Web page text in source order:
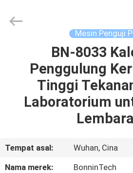
PRODUK
TENTANG
KAMI
Rights
Mesin Penguji
BN-8033
Penggulung
Tinggi
Laboratorium
Tempat asal:
Wuhan, Cina
Nama merek:
BonninTech